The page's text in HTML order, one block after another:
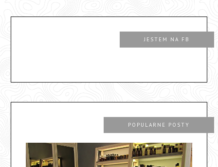
JESTEM NA FB
POPULARNE POSTY